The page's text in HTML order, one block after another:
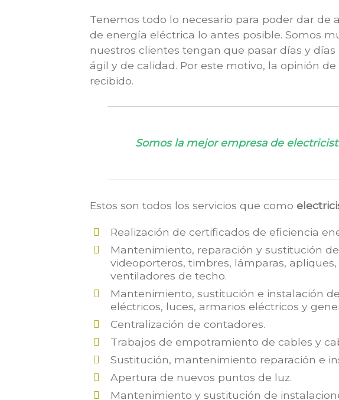
Tenemos todo lo necesario para poder dar
de energía eléctrica lo antes posible. Somos
nuestros clientes tengan que pasar días y
ágil y de calidad. Por este motivo, la opinión
recibido.
Somos la mejor empresa de
Estos son todos los servicios que como
Realización de certificados de eficiencia
Mantenimiento, reparación y sustitución
videoporteros, timbres, lámparas,
ventiladores de techo.
Mantenimiento, sustitución e instalación
eléctricos, luces, armarios eléctricos y
Centralización de contadores.
Trabajos de empotramiento de cables y
Sustitución, mantenimiento reparación e
Apertura de nuevos puntos de luz.
Mantenimiento y sustitución de